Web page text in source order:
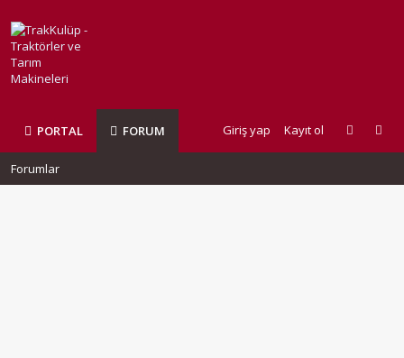
PORTAL FORUM Giriş yap Kayıt ol
Forumlar